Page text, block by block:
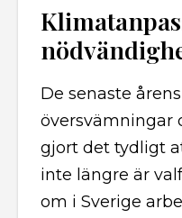
De senaste
översvämningar
gjort det tydligt
inte längre är
om i Sverige